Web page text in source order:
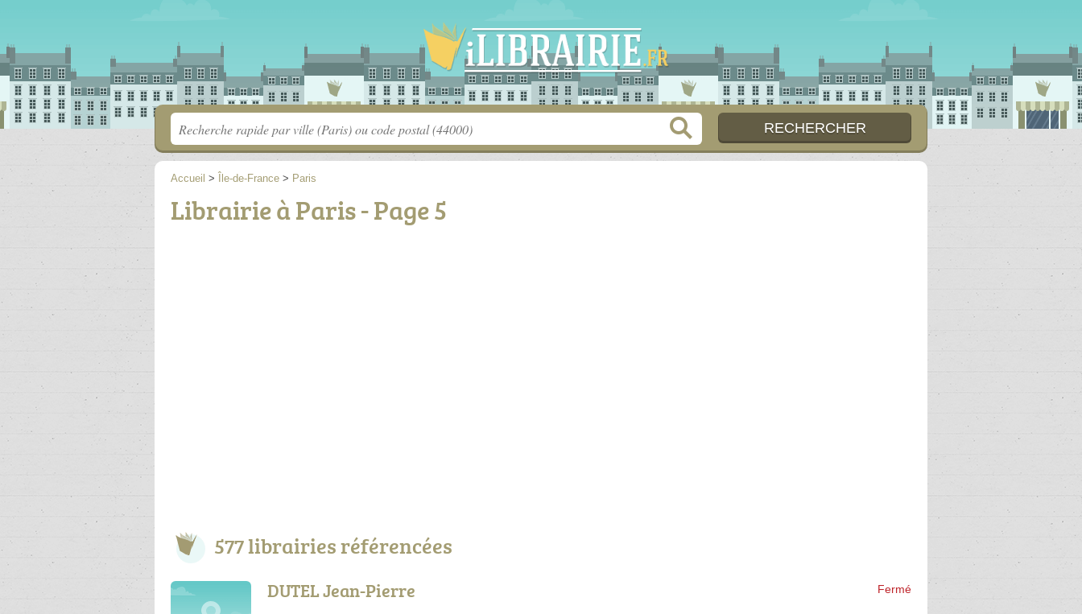
Accueil > Île-de-France > Paris
Librairie à Paris - Page 5
577 librairies référencées
DUTEL Jean-Pierre Fermé